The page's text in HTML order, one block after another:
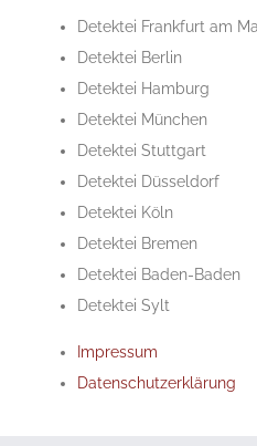
Detektei Frankfurt am
Detektei Berlin
Detektei Hamburg
Detektei München
Detektei Stuttgart
Detektei Düsseldorf
Detektei Köln
Detektei Bremen
Detektei Baden-Baden
Detektei Sylt
Impressum
Datenschutzerklärung